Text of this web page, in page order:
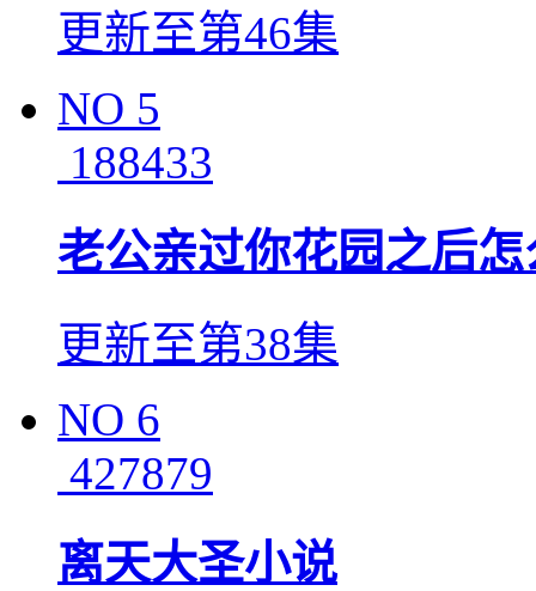
更新至第46集
NO 5
188433
老公亲过你花园之后
更新至第38集
NO 6
427879
离天大圣小说